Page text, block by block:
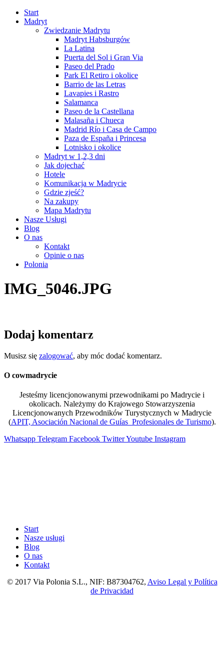
Start
Madryt
Zwiedzanie Madrytu
Madryt Habsburgów
La Latina
Puerta del Sol i Gran Via
Paseo del Prado
Park El Retiro i okolice
Barrio de las Letras
Lavapies i Rastro
Salamanca
Paseo de la Castellana
Malasaña i Chueca
Madrid Río i Casa de Campo
Paza de España i Princesa
Lotnisko i okolice
Madryt w 1,2,3 dni
Jak dojechać
Hotele
Komunikacja w Madrycie
Gdzie zjeść?
Na zakupy
Mapa Madrytu
Nasze Usługi
Blog
O nas
Kontakt
Opinie o nas
Polonia
IMG_5046.JPG
Dodaj komentarz
Musisz się zalogować, aby móc dodać komentarz.
O cowmadrycie
Jesteśmy licencjonowanymi przewodnikami po Madrycie i
okolicach. Należymy do Krajowego Stowarzyszenia
Licencjonowanych Przewodników Turystycznych w Madrycie
(APIT, Asociación Nacional de Guías Profesionales de Turismo).
Whatsapp Telegram Facebook TwitterYoutube Instagram
Start
Nasze usługi
Blog
O nas
Kontakt
© 2017 Via Polonia S.L., NIF: B87304762, Aviso Legal y Política
de Privacidad